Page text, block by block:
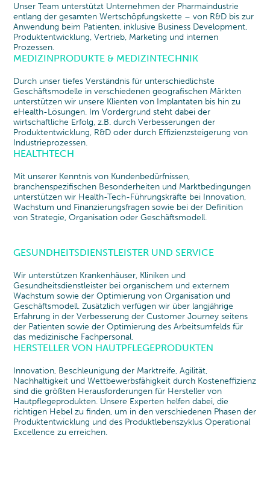
Unser Team unterstützt Unternehmen der Pharmaindustrie
entlang der gesamten Wertschöpfungskette – von R&D bis zur
Anwendung beim Patienten, inklusive Business Development,
Produktentwicklung, Vertrieb, Marketing und internen
Prozessen.
MEDIZINPRODUKTE & MEDIZINTECHNIK
Durch unser tiefes Verständnis für unterschiedlichste
Geschäftsmodelle in verschiedenen geografischen Märkten
unterstützen wir unsere Klienten von Implantaten bis hin zu
eHealth-Lösungen. Im Vordergrund steht dabei der
wirtschaftliche Erfolg, z.B. durch Verbesserungen der
Produktentwicklung, R&D oder durch Effizienzsteigerung von
Industrieprozessen.
HEALTHTECH
Mit unserer Kenntnis von Kundenbedürfnissen,
branchenspezifischen Besonderheiten und Marktbedingungen
unterstützen wir Health-Tech-Führungskräfte bei Innovation,
Wachstum und Finanzierungsfragen sowie bei der Definition
von Strategie, Organisation oder Geschäftsmodell.
GESUNDHEITSDIENSTLEISTER UND SERVICE
Wir unterstützen Krankenhäuser, Kliniken und
Gesundheitsdienstleister bei organischem und externem
Wachstum sowie der Optimierung von Organisation und
Geschäftsmodell. Zusätzlich verfügen wir über langjährige
Erfahrung in der Verbesserung der Customer Journey seitens
der Patienten sowie der Optimierung des Arbeitsumfelds für
das medizinische Fachpersonal.
HERSTELLER VON HAUTPFLEGEPRODUKTEN
Innovation, Beschleunigung der Marktreife, Agilität,
Nachhaltigkeit und Wettbewerbsfähigkeit durch Kosteneffizienz
sind die größten Herausforderungen für Hersteller von
Hautpflegeprodukten. Unsere Experten helfen dabei, die
richtigen Hebel zu finden, um in den verschiedenen Phasen der
Produktentwicklung und des Produktlebenszyklus Operational
Excellence zu erreichen.